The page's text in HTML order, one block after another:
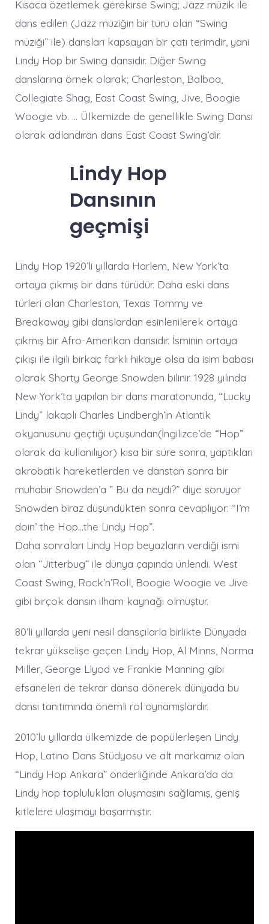
Kısaca özetlemek gerekirse Swing; Jazz müzik ile
dans edilen (Jazz müziğin bir türü olan “Swing
müziği” ile) dansları kapsayan bir çatı terimdir, yani
Lindy Hop bir Swing dansıdır. Diğer Swing
danslarına örnek olarak; Charleston, Balboa,
Collegiate Shag, East Coast Swing, Jive, Boogie
Woogie vb. … Ülkemizde de genellikle Swing Dansı
olarak adlandıran dans East Coast Swing’dir.
Lindy Hop
Dansının
geçmişi
Lindy Hop 1920’li yıllarda Harlem, New York’ta
ortaya çıkmış bir dans türüdür. Daha eski dans
türleri olan Charleston, Texas Tommy ve
Breakaway gibi danslardan esinlenilerek ortaya
çıkmış bir Afro-Amerikan dansıdır. İsminin ortaya
çıkışı ile ilgili birkaç farklı hikaye olsa da isim babası
olarak Shorty George Snowden bilinir. 1928 yılında
New York’ta yapılan bir dans maratonunda, “Lucky
Lindy” lakaplı Charles Lindbergh’in Atlantik
okyanusunu geçtiği uçuşundan(İngilizce’de “Hop”
olarak da kullanılıyor) kısa bir süre sonra, yaptıkları
akrobatik hareketlerden ve danstan sonra bir
muhabir Snowden’a ” Bu da neydi?” diye soruyor
Snowden biraz düşündükten sonra cevaplıyor: “I’m
doin’ the Hop…the Lindy Hop”.
Daha sonraları Lindy Hop beyazların verdiği ismi
olan “Jitterbug” ile dünya çapında ünlendi. West
Coast Swing, Rock’n’Roll, Boogie Woogie ve Jive
gibi birçok dansın ilham kaynağı olmuştur.
80’li yıllarda yeni nesil dansçılarla birlikte Dünyada
tekrar yükselişe geçen Lindy Hop, Al Minns, Norma
Miller, George Llyod ve Frankie Manning gibi
efsaneleri de tekrar dansa dönerek dünyada bu
dansı tanıtımında önemli rol oynamışlardır.
2010’lu yıllarda ülkemizde de popülerleşen Lindy
Hop, Latino Dans Stüdyosu ve alt markamız olan
“Lindy Hop Ankara” önderliğinde Ankara’da da
Lindy hop toplulukları oluşmasını sağlamış, geniş
kitlelere ulaşmayı başarmıştır.